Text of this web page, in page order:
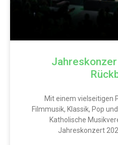
Mit einem vielseitigen
Filmmusik, Klassik, Pop
Katholische
Jahreskonzert